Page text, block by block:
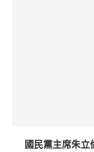
國民黨主席朱